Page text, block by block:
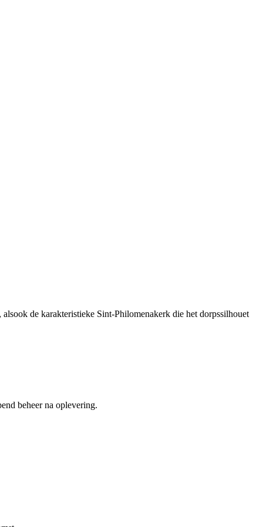
de karakteristieke Sint-Philomenakerk die het dorpssilhouet
beheer na oplevering.